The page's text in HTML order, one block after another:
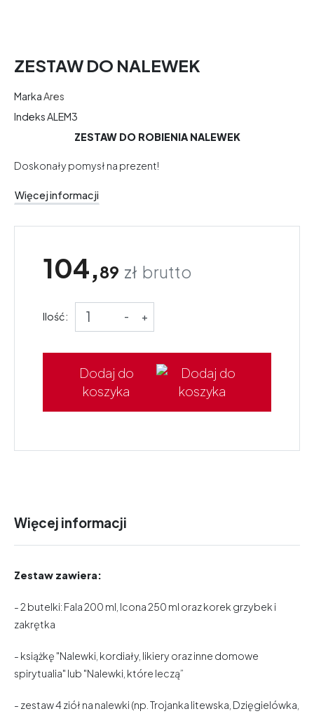
ZESTAW DO NALEWEK
MarkaAres
IndeksALEM3
ZESTAW DO ROBIENIA NALEWEK
Doskonały pomysł na prezent!
Więcej informacji
104,89 zł brutto
Ilość: - +
Dodaj do
koszyka
Więcej informacji
Zestaw zawiera:
- 2 butelki: Fala 200 ml, Icona 250 ml oraz korek grzybek i
zakrętka
- książkę "Nalewki, kordiały, likiery oraz inne domowe
spirytualia" lub "Nalewki, które leczą”
- zestaw 4 ziół na nalewki (np. Trojanka litewska, Dzięgielówka,